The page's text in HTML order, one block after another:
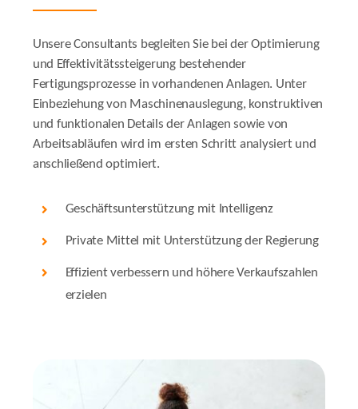
Unsere Consultants begleiten Sie bei der Optimierung
und Effektivitätssteigerung bestehender
Fertigungsprozesse in vorhandenen Anlagen. Unter
Einbeziehung von Maschinenauslegung, konstruktiven
und funktionalen Details der Anlagen sowie von
Arbeitsabläufen wird im ersten Schritt analysiert und
anschließend optimiert.
Geschäftsunterstützung mit Intelligenz
Private Mittel mit Unterstützung der Regierung
Effizient verbessern und höhere Verkaufszahlen
erzielen